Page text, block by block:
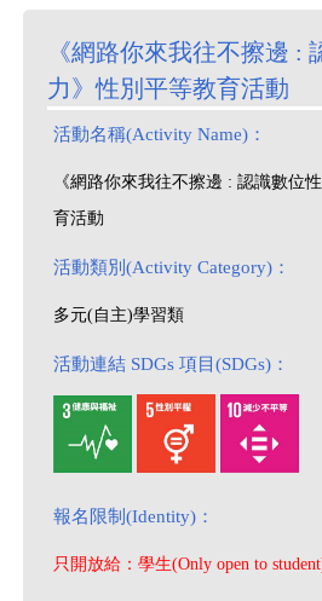
《網路你來我往不擦邊 :
力》性別平等教育
活動名稱(Activity Name)：
《網路你來我往不擦邊 : 認識數位
育活動
活動類別(Activity Category)：
多元(自主)學習類
活動連結 SDGs 項目(SDGs)：
報名限制(Identity)：
只開放給：學生(Only open to